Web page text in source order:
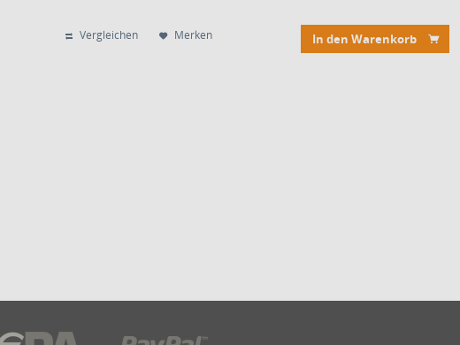
Vergleichen Merken In den Warenkorb